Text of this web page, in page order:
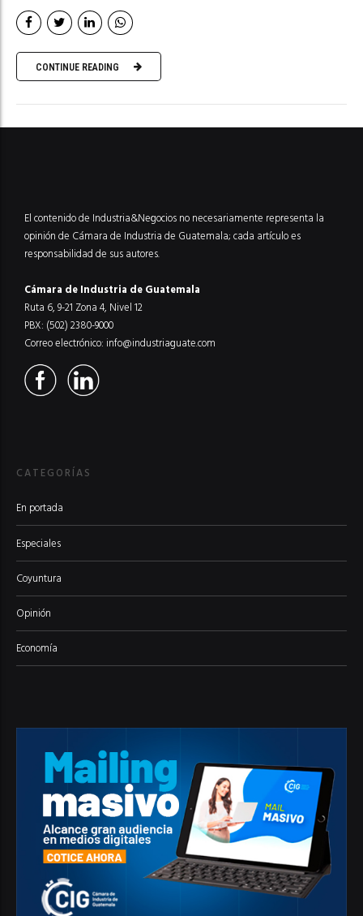
CONTINUE READING
El contenido de Industria&Negocios no necesariamente representa la
opinión de Cámara de Industria de Guatemala; cada artículo es
responsabilidad de sus autores.
Cámara de Industria de Guatemala
Ruta 6, 9-21 Zona 4, Nivel 12
PBX: (502) 2380-9000
Correo electrónico: info@industriaguate.com
CATEGORÍAS
En portada
Especiales
Coyuntura
Opinión
Economía